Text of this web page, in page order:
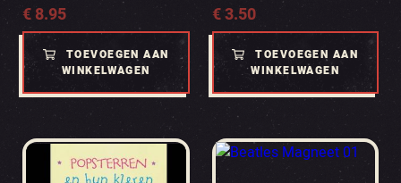
€8.95
TOEVOEGEN AAN
WINKELWAGEN
€3.50
TOEVOEGEN AAN
WINKELWAGEN